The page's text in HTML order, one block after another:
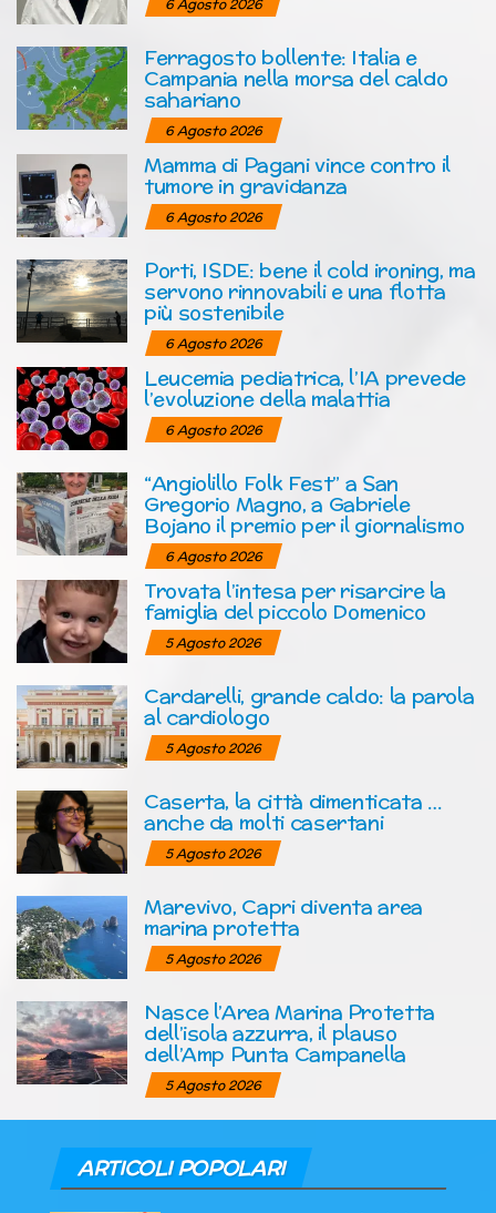
6 Agosto 2026
Ferragosto bollente: Italia e
Campania nella morsa del caldo
sahariano
6 Agosto 2026
Mamma di Pagani vince contro il
tumore in gravidanza
6 Agosto 2026
Porti, ISDE: bene il cold ironing, ma
servono rinnovabili e una flotta
più sostenibile
6 Agosto 2026
Leucemia pediatrica, l’IA prevede
l’evoluzione della malattia
6 Agosto 2026
“Angiolillo Folk Fest” a San
Gregorio Magno, a Gabriele
Bojano il premio per il giornalismo
6 Agosto 2026
Trovata l’intesa per risarcire la
famiglia del piccolo Domenico
5 Agosto 2026
Cardarelli, grande caldo: la parola
al cardiologo
5 Agosto 2026
Caserta, la città dimenticata …
anche da molti casertani
5 Agosto 2026
Marevivo, Capri diventa area
marina protetta
5 Agosto 2026
Nasce l’Area Marina Protetta
dell’isola azzurra, il plauso
dell’Amp Punta Campanella
5 Agosto 2026
ARTICOLI POPOLARI